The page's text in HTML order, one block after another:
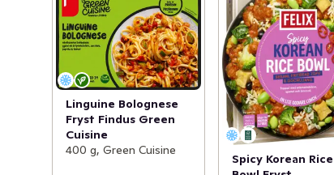
Linguine Bolognese
Fryst Findus Green
Cuisine
400 g, Green Cuisine
Spicy Korean Rice